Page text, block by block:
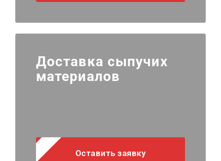
Доставка сыпучих
материалов
Оставить заявку